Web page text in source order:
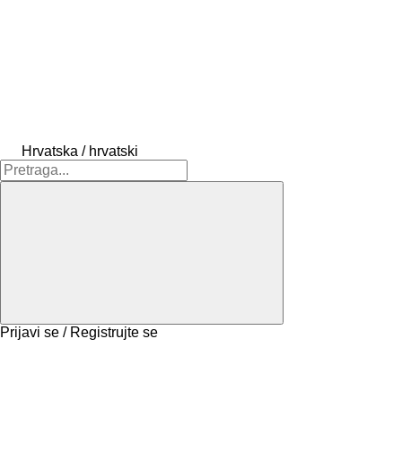
Hrvatska / hrvatski
Prijavi se / Registrujte se